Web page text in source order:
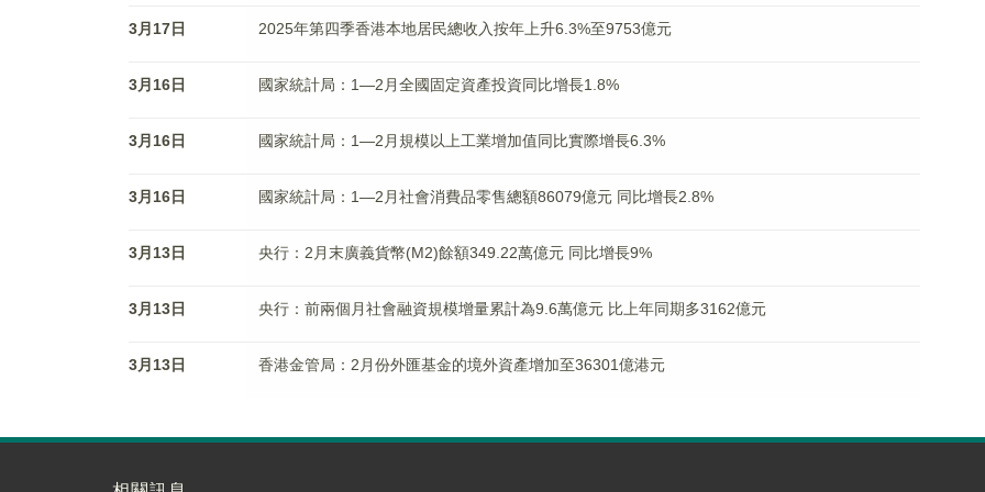
3月17日 2025年第四季香港本地居民總收入按年上升6.3%至9753億元
3月16日 國家統計局：1—2月全國固定資產投資同比增長1.8%
3月16日 國家統計局：1—2月規模以上工業增加值同比實際增長6.3%
3月16日 國家統計局：1—2月社會消費品零售總額86079億元 同比增長2.8%
3月13日 央行：2月末廣義貨幣(M2)餘額349.22萬億元 同比增長9%
3月13日 央行：前兩個月社會融資規模增量累計為9.6萬億元 比上年同期多3162億元
3月13日 香港金管局：2月份外匯基金的境外資產增加至36301億港元